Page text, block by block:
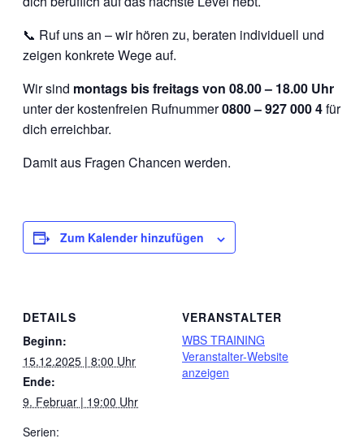
📞 Ruf uns an – wir hören zu, beraten individuell und
zeigen konkrete Wege auf.
Wir sind montags bis freitags von 08.00 – 18.00 Uhr
unter der kostenfreien Rufnummer0800 – 927 000 4für
dich erreichbar.
Damit aus Fragen Chancen werden.
Zum Kalender hinzufügen
DETAILS
Beginn:
15.12.2025 | 8:00 Uhr
Ende:
9. Februar | 19:00 Uhr
Serien:
VERANSTALTER
WBS TRAINING
Veranstalter-Website
anzeigen